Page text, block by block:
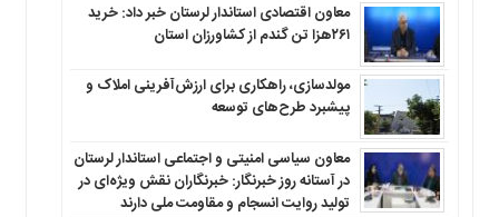
معاون اقتصادی استاندار لرستان خبر داد: خرید
۲۶۱هزا تن گندم از کشاورزان استان
مولدسازی، راهکاری برای ارزش‌آفرینی املاک و
پیشبرد طرح‌های توسعه
معاون سیاسی امنیتی و اجتماعی استاندار لرستان
در آستانه روز خبرنگار: خبرنگاران نقش ویژه‌ای در
تولید روایت انسجام و مقاومت ملی دارند